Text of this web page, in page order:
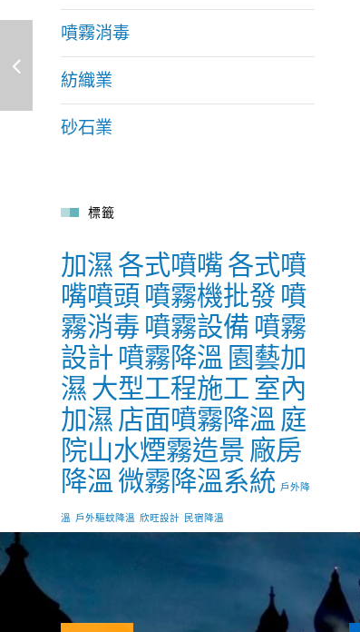
噴霧消毒
紡織業
砂石業
標籤
加濕 各式噴嘴各式噴
嘴噴頭 噴霧機批發 噴
霧消毒 噴霧設備 噴霧
設計 噴霧降溫 園藝加
濕 大型工程施工 室內
加濕 店面噴霧降溫 庭
院山水煙霧造景 廠房
降溫 微霧降溫系統 戶外降
溫 戶外驅蚊降溫 欣旺設計 民宿降溫